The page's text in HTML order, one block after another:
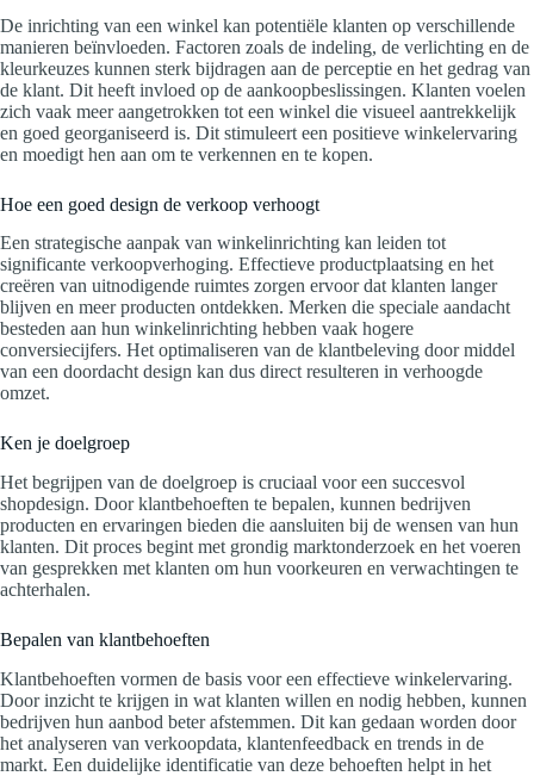
De inrichting van een winkel kan potentiële klanten op verschillende
manieren beïnvloeden. Factoren zoals de indeling, de verlichting en de
kleurkeuzes kunnen sterk bijdragen aan de perceptie en het gedrag van
de klant. Dit heeft invloed op de aankoopbeslissingen. Klanten voelen
zich vaak meer aangetrokken tot een winkel die visueel aantrekkelijk
en goed georganiseerd is. Dit stimuleert een positieve winkelervaring
en moedigt hen aan om te verkennen en te kopen.
Hoe een goed design de verkoop verhoogt
Een strategische aanpak van winkelinrichting kan leiden tot
significante verkoopverhoging. Effectieve productplaatsing en het
creëren van uitnodigende ruimtes zorgen ervoor dat klanten langer
blijven en meer producten ontdekken. Merken die speciale aandacht
besteden aan hun winkelinrichting hebben vaak hogere
conversiecijfers. Het optimaliseren van de klantbeleving door middel
van een doordacht design kan dus direct resulteren in verhoogde
omzet.
Ken je doelgroep
Het begrijpen van de doelgroep is cruciaal voor een succesvol
shopdesign. Door klantbehoeften te bepalen, kunnen bedrijven
producten en ervaringen bieden die aansluiten bij de wensen van hun
klanten. Dit proces begint met grondig marktonderzoek en het voeren
van gesprekken met klanten om hun voorkeuren en verwachtingen te
achterhalen.
Bepalen van klantbehoeften
Klantbehoeften vormen de basis voor een effectieve winkelervaring.
Door inzicht te krijgen in wat klanten willen en nodig hebben, kunnen
bedrijven hun aanbod beter afstemmen. Dit kan gedaan worden door
het analyseren van verkoopdata, klantenfeedback en trends in de
markt. Een duidelijke identificatie van deze behoeften helpt in het